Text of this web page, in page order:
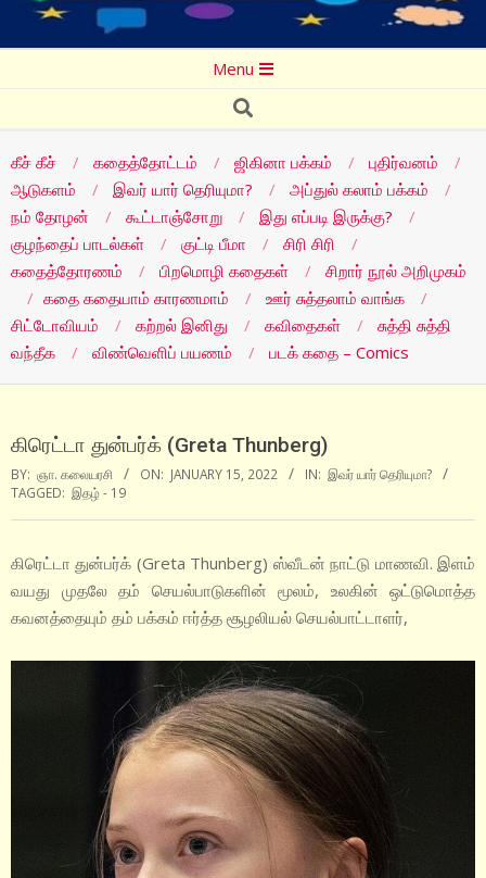
Menu
Search
கீச் கீச் கதைத்தோட்டம் ஜிகினா பக்கம்
புதிர்வனம்
ஆடுகளம்
இவர் யார் தெரியுமா?
அப்துல் கலாம் பக்கம்
நம் தோழன்
கூட்டாஞ்சோறு
இது எப்படி இருக்கு?
குழந்தைப் பாடல்கள்
குட்டி பீமா
சிரி சிரி
கதைத்தோரணம்
பிறமொழி கதைகள்
சிறார் நூல் அறிமுகம்
கதை கதையாம் காரணமாம்
ஊர் சுத்தலாம் வாங்க
சிட்டோவியம்
கற்றல் இனிது கவிதைகள்
சுத்தி சுத்தி
வந்தீக
விண்வெளிப் பயணம் படக் கதை – Comics
கிரெட்டா துன்பர்க் (Greta Thunberg)
BY: ஞா. கலையரசி ON: JANUARY 15, 2022 IN: இவர் யார் தெரியுமா?
TAGGED: இதழ் - 19
கிரெட்டா துன்பர்க் (Greta Thunberg) ஸ்வீடன் நாட்டு மாணவி. இளம்
வயது முதலே தம் செயல்பாடுகளின் மூலம், உலகின் ஒட்டுமொத்த
கவனத்தையும் தம் பக்கம் ஈர்த்த சூழலியல் செயல்பாட்டாளர்,